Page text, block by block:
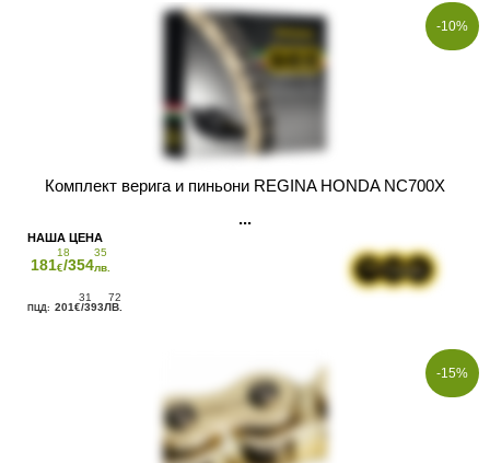
-10%
Комплект верига и пиньони REGINA HONDA NC700X
181
18
€/354
35
лв.
201
31
€/393
72
ЛВ.
-15%